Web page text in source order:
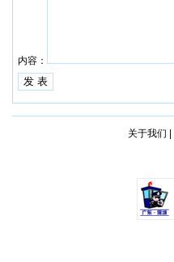
内容：
关于我们